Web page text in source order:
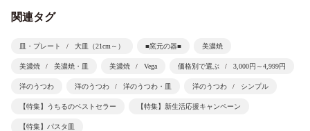
関連タグ
皿・プレート 大皿（21cm～） ■窯元の器■ 美濃焼
美濃焼 美濃焼・皿 美濃焼 Vega 価格別で選ぶ 3,000円～4,999円
洋のうつわ 洋のうつわ 洋のうつわ・皿 洋のうつわ シンプル
【特集】うちるのベストセラー 【特集】新生活応援キャンペーン
【特集】パスタ皿